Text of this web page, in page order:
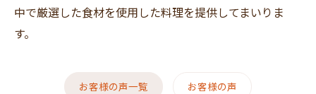
中で厳選した食材を使用した料理を提供してまいりま
す。
お客様の声一覧 お客様の声